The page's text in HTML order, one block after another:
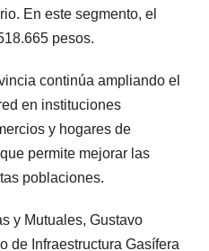
En este segmento, el
pesos.
continúa ampliando el
en instituciones
y hogares de
permite mejorar las
poblaciones.
y Mutuales, Gustavo
de Infraestructura Gasífera